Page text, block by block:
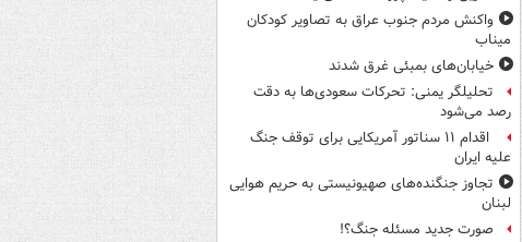
واکنش مردم جنوب عراق به تصاویر کودکان
میناب
خیابان‌های بمبئی غرق شدند
تحلیلگر یمنی: تحرکات سعودی‌ها به دقت
رصد می‌شود
اقدام ۱۱ سناتور آمریکایی برای توقف جنگ
علیه ایران
تجاوز جنگنده‌های صهیونیستی به حریم هوایی
لبنان
صورت جدید مسئله جنگ؟!